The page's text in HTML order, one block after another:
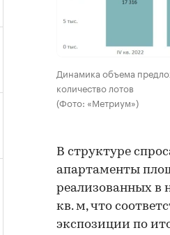
Динамика объема
количество лотов
(Фото: «Метриум»)
В структуре
апартаменты
реализованных в
кв. м, что
экспозиции по